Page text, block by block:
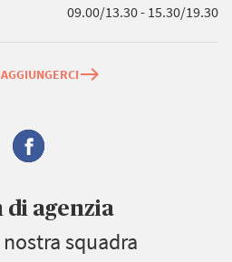
09.00/13.30 - 15.30/19.30
east
di agenzia
squadra